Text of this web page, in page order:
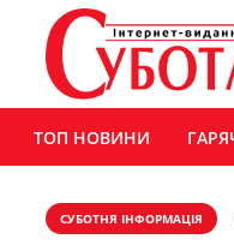
ТОП НОВИНИ
СУБОТНЯ ІНФОРМАЦІЯ